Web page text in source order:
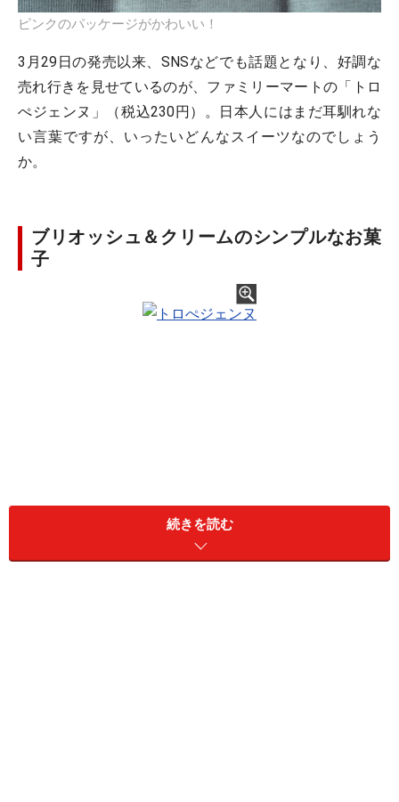
ピンクのパッケージがかわいい！
3月29日の発売以来、SNSなどでも話題となり、好調な
売れ行きを見せているのが、ファミリーマートの「トロ
ぺジェンヌ」（税込230円）。日本人にはまだ耳馴れな
い言葉ですが、いったいどんなスイーツなのでしょう
か。
ブリオッシュ＆クリームのシンプルなお菓
子
続きを読む